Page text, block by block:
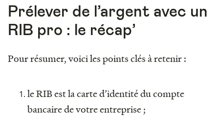
Prélever de l’argent avec un
RIB pro : le récap’
Pour résumer, voici les points clés à retenir :
le RIB est la carte d’identité du compte
bancaire de votre entreprise ;